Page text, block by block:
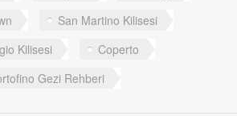
San Martino Kilisesi
Kilisesi
Coperto
Gezi Rehberi